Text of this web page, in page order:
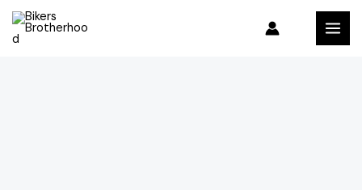
Aller